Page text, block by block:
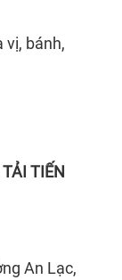
vị, bánh,
TIẾN
An Lạc,